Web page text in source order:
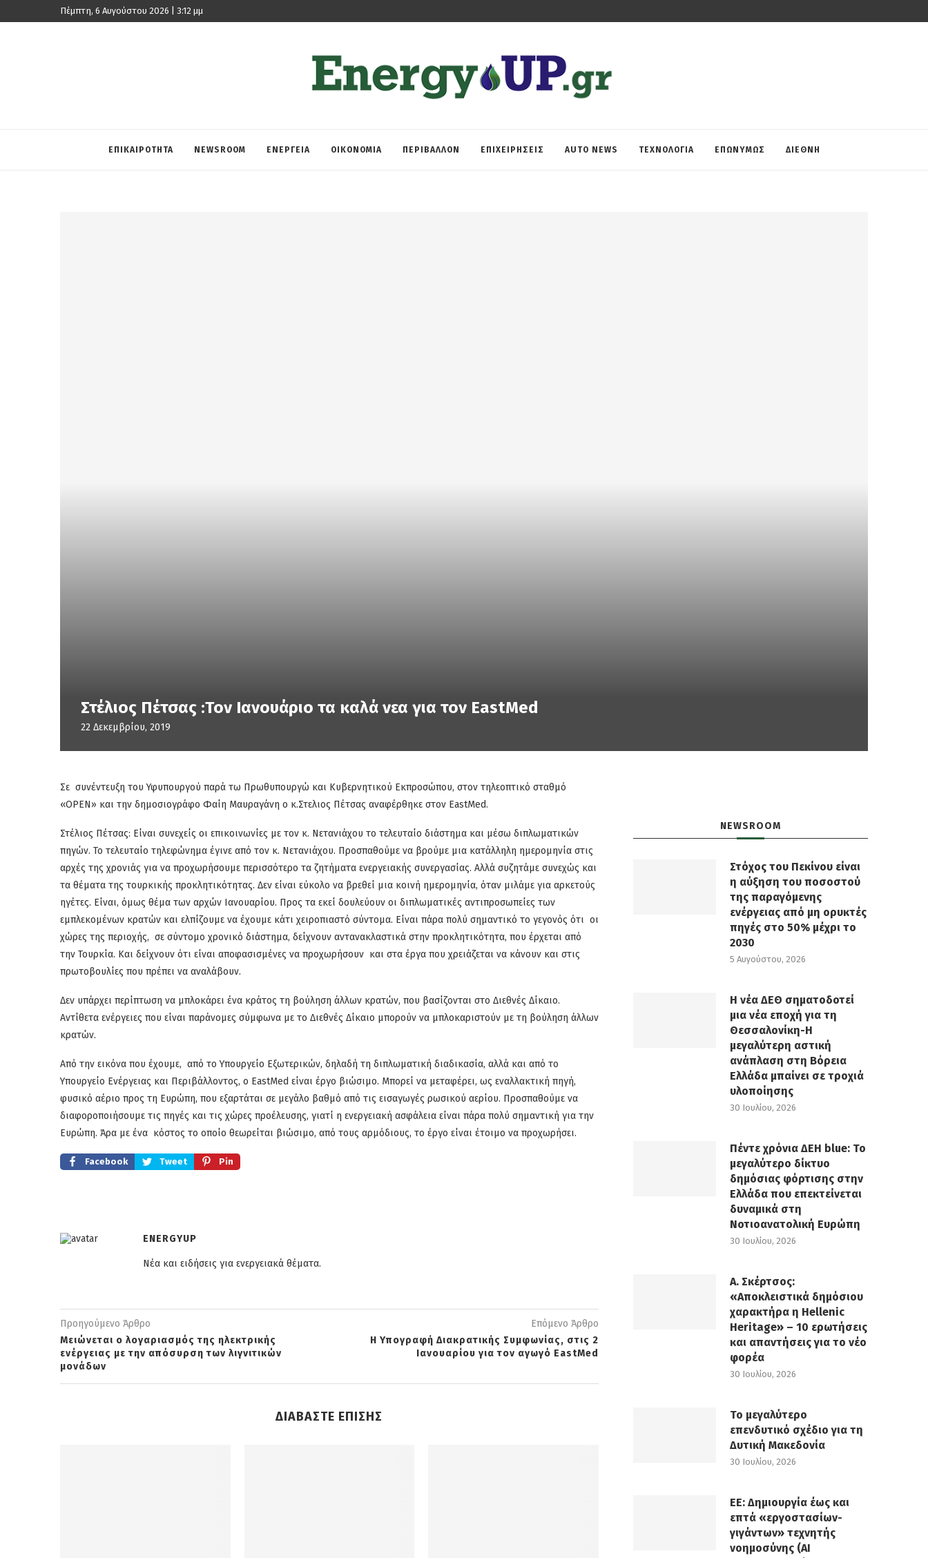
Πέμπτη, 6 Αυγούστου 2026 | 3:12 μμ
ΕΠΙΚΑΙΡΟΤΗΤΑ NEWSROOM ΕΝΕΡΓΕΙΑ ΟΙΚΟΝΟΜΙΑ ΠΕΡΙΒΑΛΛΟΝ ΕΠΙΧΕΙΡΗΣΕΙΣ AUTO NEWS ΤΕΧΝΟΛΟΓΙΑ ΕΠΩΝΥΜΩΣ ΔΙΕΘΝΗ
Στέλιος Πέτσας :Τον Ιανουάριο τα καλά νεα για τον EastMed
22 Δεκεμβρίου, 2019
Σε συνέντευξη του Υφυπουργού παρά τω Πρωθυπουργώ και Κυβερνητικού Εκπροσώπου, στον τηλεοπτικό σταθμό
«OPEN» και την δημοσιογράφο Φαίη Μαυραγάνη ο κ.Στελιος Πέτσας αναφέρθηκε στον EastMed.
Στέλιος Πέτσας: Είναι συνεχείς οι επικοινωνίες με τον κ. Νετανιάχου το τελευταίο διάστημα και μέσω διπλωματικών
πηγών. Το τελευταίο τηλεφώνημα έγινε από τον κ. Νετανιάχου. Προσπαθούμε να βρούμε μια κατάλληλη ημερομηνία στις
αρχές της χρονιάς για να προχωρήσουμε περισσότερο τα ζητήματα ενεργειακής συνεργασίας. Αλλά συζητάμε συνεχώς και
τα θέματα της τουρκικής προκλητικότητας. Δεν είναι εύκολο να βρεθεί μια κοινή ημερομηνία, όταν μιλάμε για αρκετούς
ηγέτες. Είναι, όμως θέμα των αρχών Ιανουαρίου. Προς τα εκεί δουλεύουν οι διπλωματικές αντιπροσωπείες των
εμπλεκομένων κρατών και ελπίζουμε να έχουμε κάτι χειροπιαστό σύντομα. Είναι πάρα πολύ σημαντικό το γεγονός ότι οι
χώρες της περιοχής, σε σύντομο χρονικό διάστημα, δείχνουν αντανακλαστικά στην προκλητικότητα, που έρχεται από
την Τουρκία. Και δείχνουν ότι είναι αποφασισμένες να προχωρήσουν και στα έργα που χρειάζεται να κάνουν και στις
πρωτοβουλίες που πρέπει να αναλάβουν.
Δεν υπάρχει περίπτωση να μπλοκάρει ένα κράτος τη βούληση άλλων κρατών, που βασίζονται στο Διεθνές Δίκαιο.
Αντίθετα ενέργειες που είναι παράνομες σύμφωνα με το Διεθνές Δίκαιο μπορούν να μπλοκαριστούν με τη βούληση άλλων
κρατών.
Από την εικόνα που έχουμε, από το Υπουργείο Εξωτερικών, δηλαδή τη διπλωματική διαδικασία, αλλά και από το
Υπουργείο Ενέργειας και Περιβάλλοντος, ο EastMed είναι έργο βιώσιμο. Μπορεί να μεταφέρει, ως εναλλακτική πηγή,
φυσικό αέριο προς τη Ευρώπη, που εξαρτάται σε μεγάλο βαθμό από τις εισαγωγές ρωσικού αερίου. Προσπαθούμε να
διαφοροποιήσουμε τις πηγές και τις χώρες προέλευσης, γιατί η ενεργειακή ασφάλεια είναι πάρα πολύ σημαντική για την
Ευρώπη. Άρα με ένα κόστος το οποίο θεωρείται βιώσιμο, από τους αρμόδιους, το έργο είναι έτοιμο να προχωρήσει.
Facebook Tweet Pin
ENERGYUP
Νέα και ειδήσεις για ενεργειακά θέματα.
Προηγούμενο Άρθρο
Μειώνεται ο λογαριασμός της ηλεκτρικής
ενέργειας με την απόσυρση των λιγνιτικών
μονάδων
Επόμενο Άρθρο
Η Υπογραφή Διακρατικής Συμφωνίας, στις 2
Ιανουαρίου για τον αγωγό EastMed
ΔΙΑΒΑΣΤΕ ΕΠΙΣΗΣ
NEWSROOM
Στόχος του Πεκίνου είναι
η αύξηση του ποσοστού
της παραγόμενης
ενέργειας από μη ορυκτές
πηγές στο 50% μέχρι το
2030
5 Αυγούστου, 2026
Η νέα ΔΕΘ σηματοδοτεί
μια νέα εποχή για τη
Θεσσαλονίκη-Η
μεγαλύτερη αστική
ανάπλαση στη Βόρεια
Ελλάδα μπαίνει σε τροχιά
υλοποίησης
30 Ιουλίου, 2026
Πέντε χρόνια ΔΕΗ blue: Το
μεγαλύτερο δίκτυο
δημόσιας φόρτισης στην
Ελλάδα που επεκτείνεται
δυναμικά στη
Νοτιοανατολική Ευρώπη
30 Ιουλίου, 2026
Α. Σκέρτσος:
«Αποκλειστικά δημόσιου
χαρακτήρα η Hellenic
Heritage» – 10 ερωτήσεις
και απαντήσεις για το νέο
φορέα
30 Ιουλίου, 2026
Το μεγαλύτερο
επενδυτικό σχέδιο για τη
Δυτική Μακεδονία
30 Ιουλίου, 2026
ΕΕ: Δημιουργία έως και
επτά «εργοστασίων-
γιγάντων» τεχνητής
νοημοσύνης (AI